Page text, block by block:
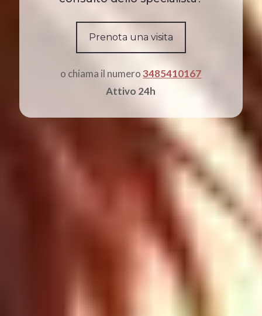
Prenota una visita
o chiama il numero3485410167
Attivo 24h